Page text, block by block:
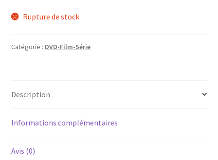
Rupture de stock
Catégorie : DVD-Film-Série
Description
Informations complémentaires
Avis (0)